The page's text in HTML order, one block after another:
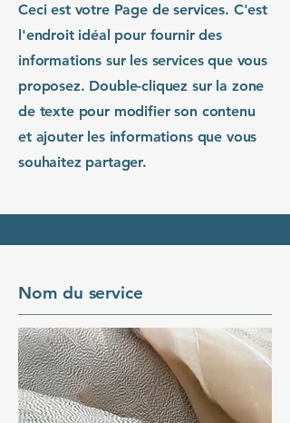
Ceci est votre Page de services. C'est
l'endroit idéal pour fournir des
informations sur les services que vous
proposez. Double-cliquez sur la zone
de texte pour modifier son contenu
et ajouter les informations que vous
souhaitez partager.
Nom du service